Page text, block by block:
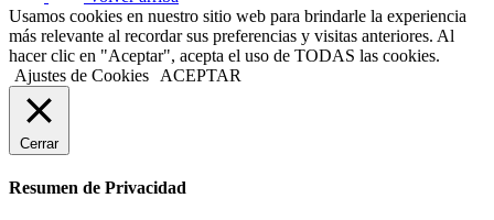
Usamos cookies en nuestro sitio web para brindarle la experiencia
más relevante al recordar sus preferencias y visitas anteriores. Al
hacer clic en "Aceptar", acepta el uso de TODAS las cookies.
Ajustes de Cookies
ACEPTAR
Cerrar
Resumen de Privacidad